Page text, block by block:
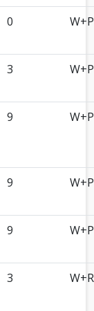
0 W+P
3 W+P
9 W+P
9 W+P
9 W+P
3 W+R